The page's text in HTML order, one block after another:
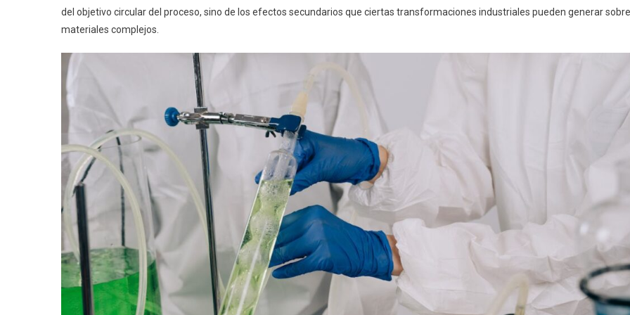
del objetivo circular del proceso, sino de los efectos secundarios que ciertas transformaciones industriales pueden generar sobre
materiales complejos.